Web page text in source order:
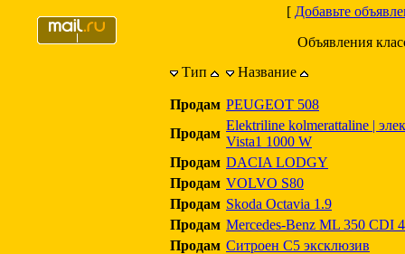
[ Добавьте
Объявления
Тип
Название
Продам PEUGEOT 508
Продам
Elektriline kolmerattaline |
Vista1 1000 W
Продам DACIA LODGY
Продам VOLVO S80
Продам Skoda Octavia 1.9
Продам Mercedes-Benz ML 350 CDI
Продам Ситроен С5 эксклюзив